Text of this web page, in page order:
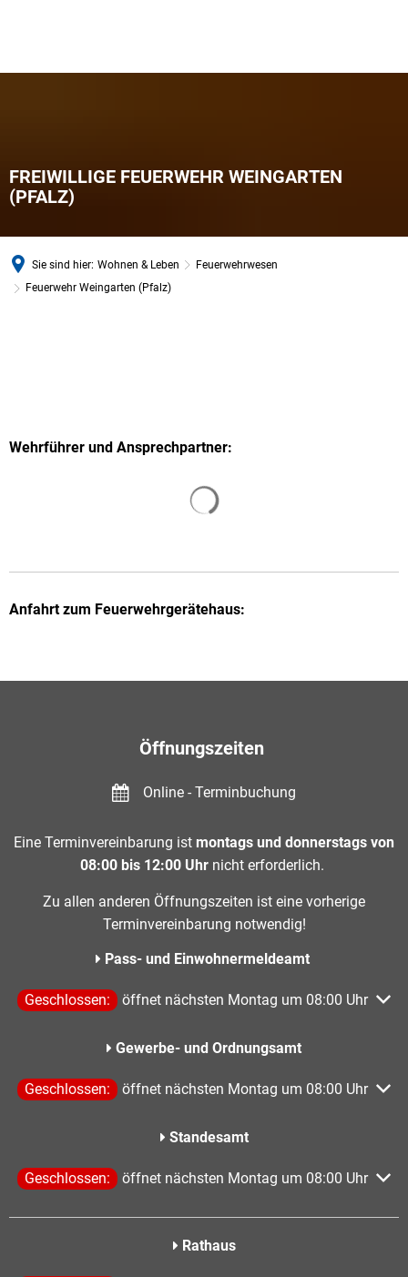
FREIWILLIGE FEUERWEHR WEINGARTEN
(PFALZ)
Sie sind hier: Wohnen & Leben
Feuerwehrwesen
Feuerwehr Weingarten (Pfalz)
Wehrführer und Ansprechpartner:
Anfahrt zum Feuerwehrgerätehaus:
Öffnungszeiten
Online - Terminbuchung
Eine Terminvereinbarung ist montags und donnerstags von
08:00 bis 12:00 Uhr nicht erforderlich.
Zu allen anderen Öffnungszeiten ist eine vorherige
Terminvereinbarung notwendig!
Pass- und Einwohnermeldeamt
Klicken, um weitere Öffnungs- oder Schließzeiten
Geschlossen: öffnet nächsten Montag um 08:00 Uhr
Gewerbe- und Ordnungsamt
Klicken, um weitere Öffnungs- oder Schließzeiten
Geschlossen: öffnet nächsten Montag um 08:00 Uhr
Standesamt
Klicken, um weitere Öffnungs- oder Schließzeiten
Geschlossen: öffnet nächsten Montag um 08:00 Uhr
Rathaus